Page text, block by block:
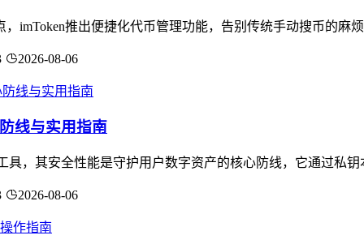
imToken推出便捷化代币管理功能，告别传统手动搜币的麻
2026-08-06
线与实用指南
具，其安全性能是守护用户数字资产的核心防线，它通过私
2026-08-06